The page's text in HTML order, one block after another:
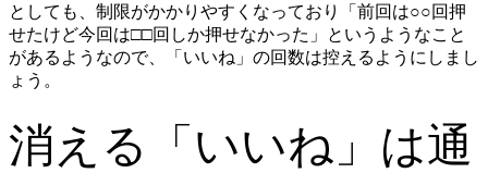
としても、制限がかかりやすくなっており「前回は○○回押
せたけど今回は□□回しか押せなかった」というようなこと
があるようなので、「いいね」の回数は控えるようにしまし
ょう。
消える「いいね」は通